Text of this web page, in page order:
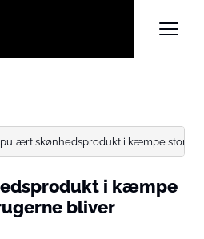
skønhedsprodukt i kæmpe
i kæmpe
bliver